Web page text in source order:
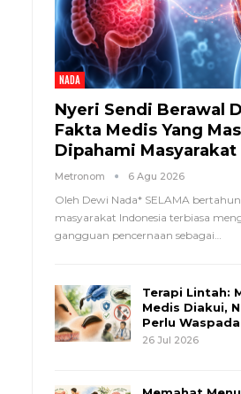
NADA
Nyeri Sendi Berawal
Fakta Medis Yang
Dipahami Masyarakat
Metronom 6 Agu 2026
Oleh Dewi Nada* SELAMA
masyarakat Indonesia terbiasa
gangguan pencernaan sebagai…
Terapi Lintah:
Medis Diakui,
Perlu
26 Jul 2026